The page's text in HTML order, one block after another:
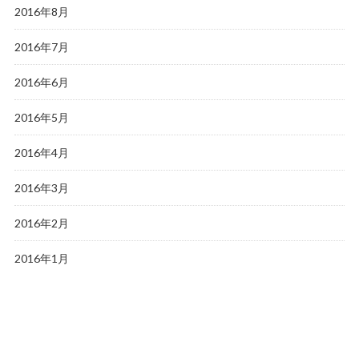
2016年8月
2016年7月
2016年6月
2016年5月
2016年4月
2016年3月
2016年2月
2016年1月